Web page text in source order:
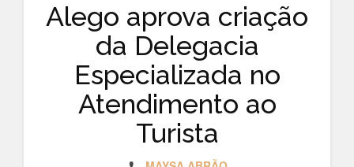
Alego aprova criação
da Delegacia
Especializada no
Atendimento ao
Turista